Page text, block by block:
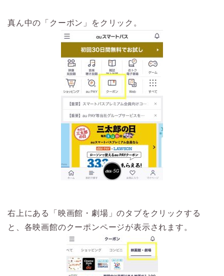
真ん中の「クーポン」をクリック。
右上にある「映画館・劇場」のタブをクリックする
と、各映画館のクーポンページが表示されます。